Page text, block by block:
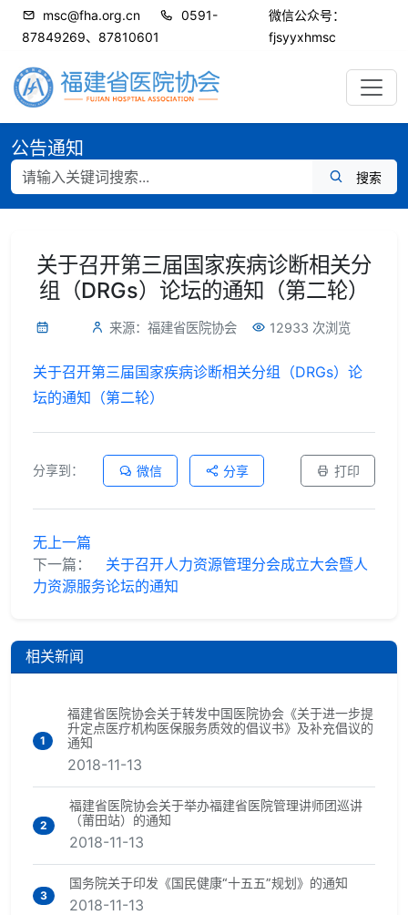
msc@fha.org.cn
0591-
87849269、87810601
微信公众号：
fjsyyxhmsc
公告通知
搜索
关于召开第三届国家疾病诊断相关分
组（DRGs）论坛的通知（第二轮）
来源：福建省医院协会 12933 次浏览
关于召开第三届国家疾病诊断相关分组（DRGs）论
坛的通知（第二轮）
分享到： 微信 分享 打印
无上一篇
下一篇：
关于召开人力资源管理分会成立大会暨人
力资源服务论坛的通知
相关新闻
1
福建省医院协会关于转发中国医院协会《关于进一步提
升定点医疗机构医保服务质效的倡议书》及补充倡议的
通知
2018-11-13
2
福建省医院协会关于举办福建省医院管理讲师团巡讲
（莆田站）的通知
2018-11-13
3
国务院关于印发《国民健康“十五五”规划》的通知
2018-11-13